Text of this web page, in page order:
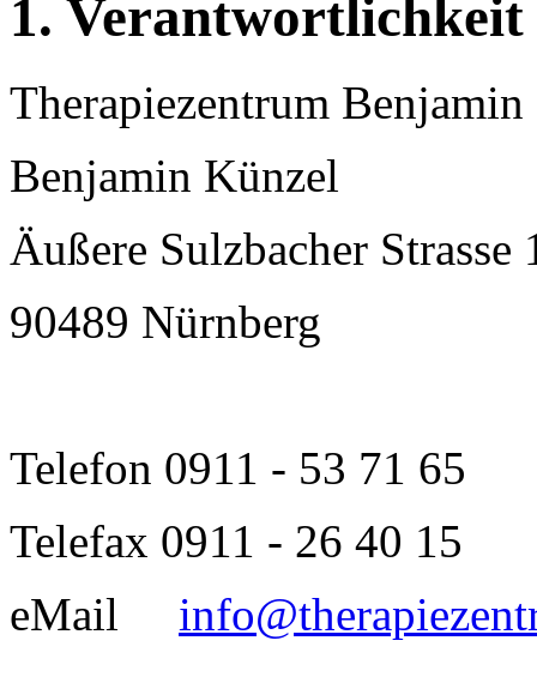
1.
Therapiezentrum
Benjamin Künzel
Äußere Sulzbacher Strasse
90489 Nürnberg
Telefon 0911 - 53 71 65
Telefax 0911 - 26 40 15
eMail